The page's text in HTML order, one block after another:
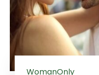
WomanOnly